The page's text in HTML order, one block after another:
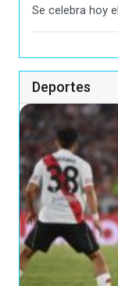
Se celebra hoy
Deportes